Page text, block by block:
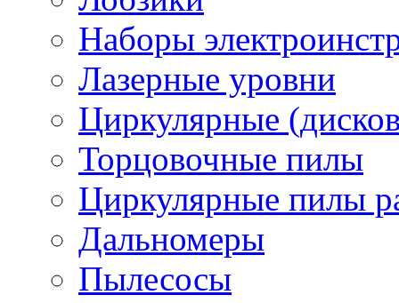
Наборы
Лазерные уровни
Циркулярные
Торцовочные пилы
Циркулярные пилы
Дальномеры
Пылесосы